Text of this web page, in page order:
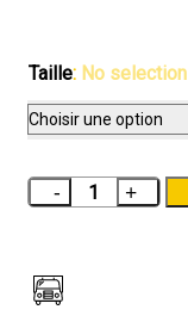
Taille: No selection
quantité
TWO